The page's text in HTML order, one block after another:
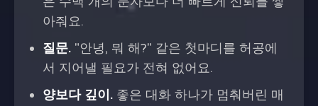
아줘요.
질문. "안녕, 뭐 해?" 같은 첫마디를 허공에
서 지어낼 필요가 전혀 없어요.
양보다 깊이. 좋은 대화 하나가 멈춰버린 매